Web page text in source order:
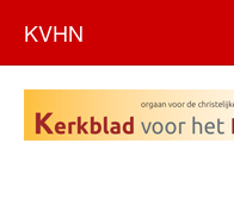
KVHN